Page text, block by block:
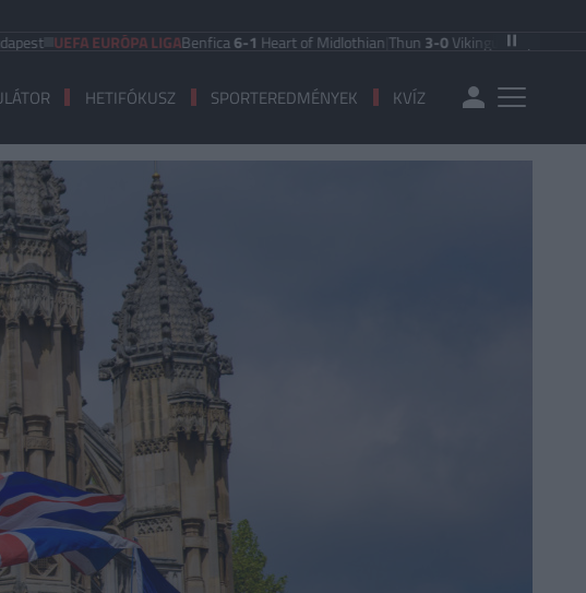
EURÓPA LIGABenfica6-1Heart of Midlothian|Thun3-0 Vikingur Reykjavik|PAOK
HETIFÓKUSZ SPORTEREDMÉNYEK KVÍZ